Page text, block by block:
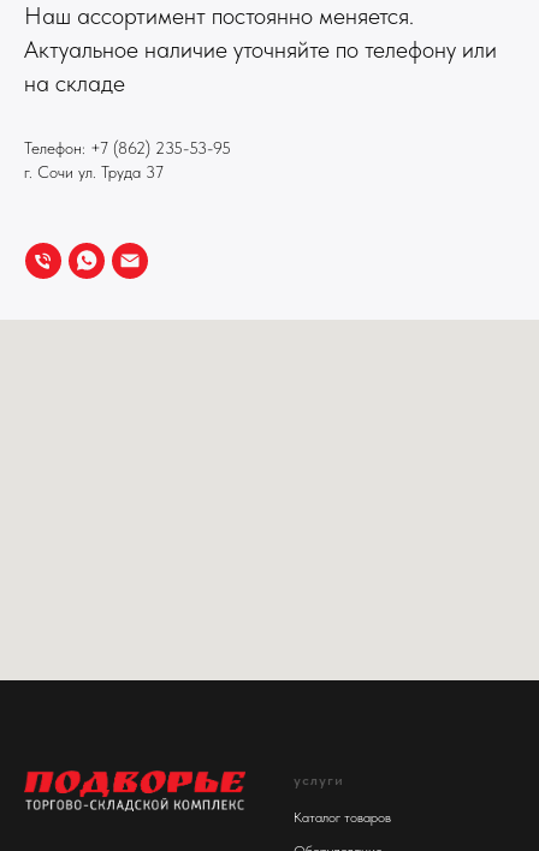
Наш ассортимент постоянно меняется.
Актуальное наличие уточняйте по телефону или
на складе
Телефон: +7 (862) 235-53-95
г. Сочи ул. Труда 37
услуги
Каталог товаров